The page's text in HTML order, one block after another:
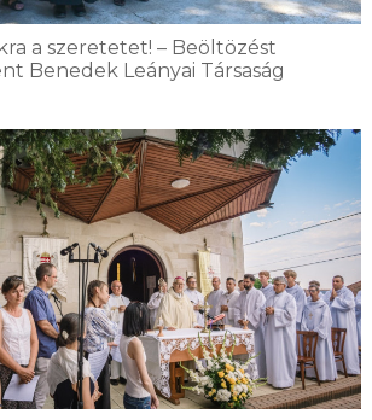
a szeretetet! – Beöltözést
Benedek Leányai Társaság